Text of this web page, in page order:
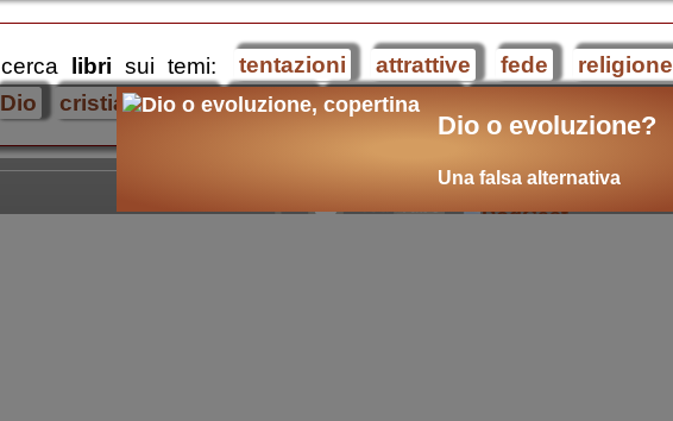
cerca libri sui temi: tentazioni attrattive fede religione
Dio
cristianesimo cultura libri on-line
Dio o evoluzione?
Una falsa alternativa